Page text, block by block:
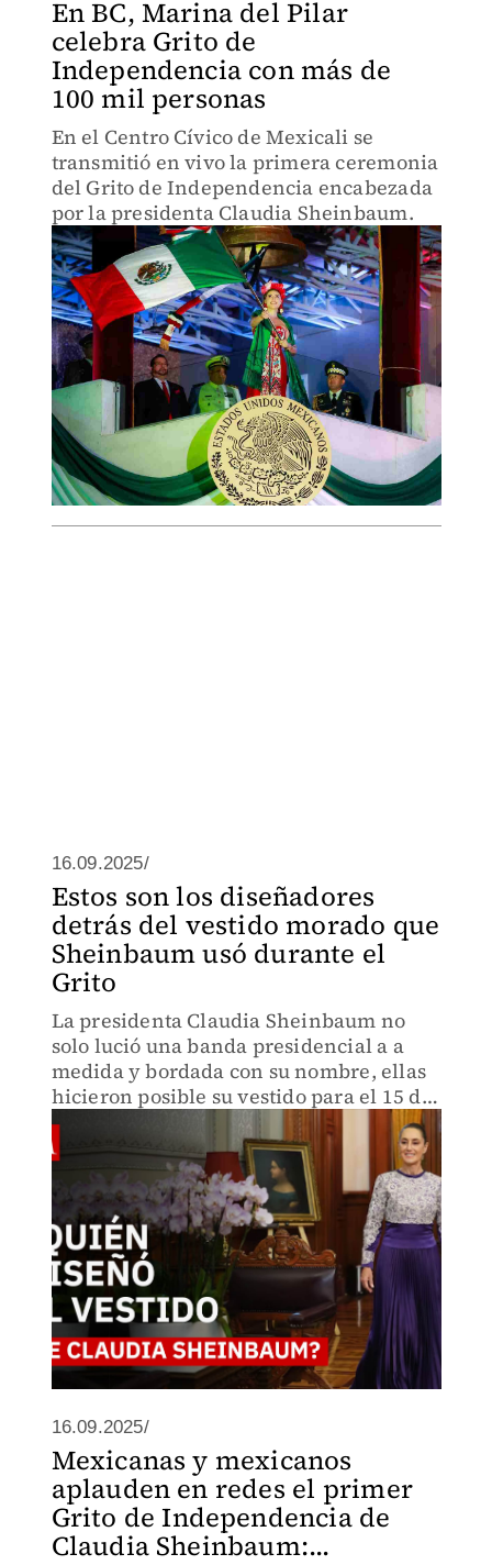
En BC, Marina del Pilar
celebra Grito de
Independencia con más de
100 mil personas
En el Centro Cívico de Mexicali se
transmitió en vivo la primera ceremonia
del Grito de Independencia encabezada
por la presidenta Claudia Sheinbaum.
16.09.2025/
Estos son los diseñadores
detrás del vestido morado que
Sheinbaum usó durante el
Grito
La presidenta Claudia Sheinbaum no
solo lució una banda presidencial a a
medida y bordada con su nombre, ellas
hicieron posible su vestido para el 15 de
septiembre
16.09.2025/
Mexicanas y mexicanos
aplauden en redes el primer
Grito de Independencia de
Claudia Sheinbaum:...